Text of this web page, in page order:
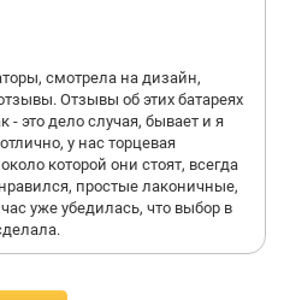
смотрела на дизайн,
Отзывы об этих батареях
- это дело случая, бывает и я
у нас торцевая
которой они стоят, всегда
простые лаконичные,
уже убедилась, что выбор в